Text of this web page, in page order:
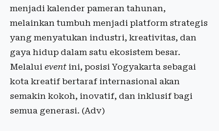
menjadi kalender pameran tahunan,
melainkan tumbuh menjadi platform strategis
yang menyatukan industri, kreativitas, dan
gaya hidup dalam satu ekosistem besar.
Melalui event ini, posisi Yogyakarta sebagai
kota kreatif bertaraf internasional akan
semakin kokoh, inovatif, dan inklusif bagi
semua generasi. (Adv)